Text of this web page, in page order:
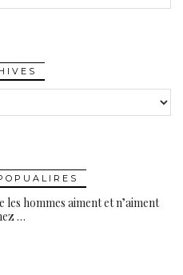
les hommes aiment et n’aiment
…